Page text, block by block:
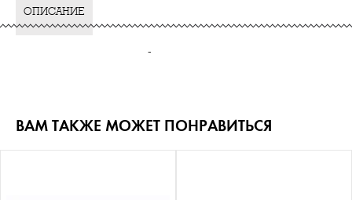
ОПИСАНИЕ
-
ВАМ ТАКЖЕ МОЖЕТ ПОНРАВИТЬСЯ